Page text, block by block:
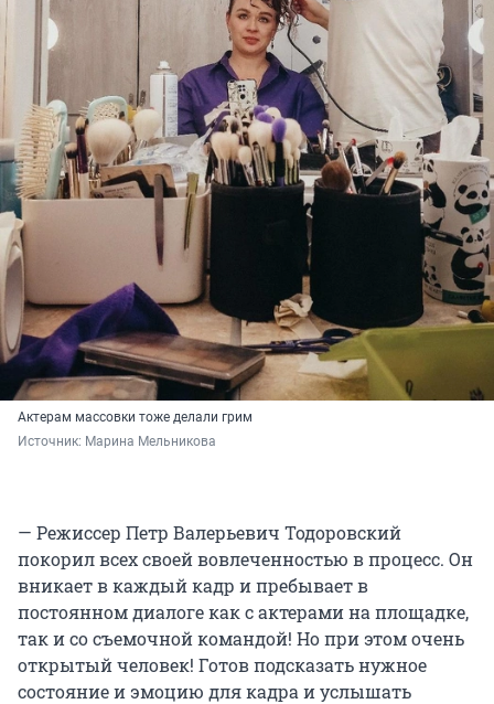
Актерам массовки тоже делали грим
Источник: Марина Мельникова
— Режиссер Петр Валерьевич Тодоровский
покорил всех своей вовлеченностью в процесс. Он
вникает в каждый кадр и пребывает в
постоянном диалоге как с актерами на площадке,
так и со съемочной командой! Но при этом очень
открытый человек! Готов подсказать нужное
состояние и эмоцию для кадра и услышать